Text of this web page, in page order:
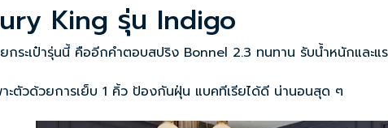
King รุ่น Indigo
ระเป๋ารุ่นนี้ คืออีกคำตอบสปริง Bonnel 2.3 ทนทาน รับน้ำหนักและ
ะตัวด้วยการเย็บ 1 คิ้ว ป้องกันฝุ่น แบคทีเรียได้ดี น่านอนสุด ๆ